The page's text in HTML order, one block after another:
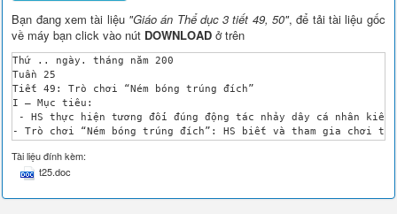
Bạn đang xem tài liệu "Giáo án Thể dục 3 tiết 49, 50", để tải tài liệu gốc
về máy bạn click vào nút DOWNLOAD ở trên
Thứ .. ngày. tháng năm 200
Tuần 25
Tiết 49: Trò chơi “Ném bóng trúng đích”
I – Mục tiêu:
- HS thực hiện tương đối đúng động tác nhảy dây cá nhân kiểu
- Trò chơi “Ném bóng trúng đích”: HS biết và tham gia chơi
- Qua buổi tập:
+ Rèn luyện tính nhanh nhẹn, tình đoàn kết, tính kỉ luật và tư
+ HS biết vận dụng tự tập hàng ngày nâng cao sức khoẻ và
Tập trên sân trường, vệ sinh sạch sẽ.
Tài liệu đính kèm:
t25.doc